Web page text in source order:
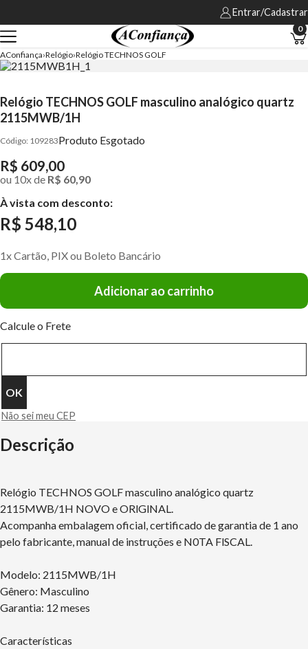
Entrar/Cadastrar
0
AConfiança Relógio Relógio TECHNOS GOLF
Relógio TECHNOS GOLF masculino analógico quartz
2115MWB/1H
109283Produto Esgotado
R$ 609,00
ou 10xde R$ 60,90
À vista com desconto:
R$ 548,10
1x Cartão, PIX ou Boleto Bancário
Adicionar ao carrinho
Calcule o Frete
Não sei meu CEP
Descrição
Relógio TECHNOS GOLF masculino analógico quartz
2115MWB/1H NOVO e ORlGlNAL.
Acompanha embalagem oficial, certificado de garantia de 1 ano
pelo fabricante, manual de instruções e N0TA FlSCAL.
Modelo: 2115MWB/1H
Gênero: Masculino
Garantia: 12 meses
Características